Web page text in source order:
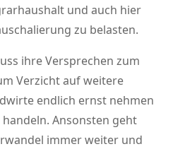
und auch hier
zu belasten.
ihre Versprechen zum
Verzicht auf weitere
endlich ernst nehmen
Ansonsten geht
immer weiter und